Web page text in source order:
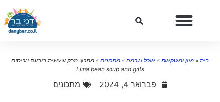
»מזון ומשקאות»אוכל וגורמה»מתכונים»מתכון: מרק שעועית בובעס וגריסים
Lima bean soup and grits
פברואר 4, 2024 מתכונים